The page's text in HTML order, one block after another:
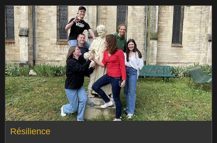
Résilience